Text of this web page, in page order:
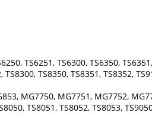
TS6251, TS6300, TS6350,
TS8350, TS8351, TS8352,
MG7750, MG7751, MG7752,
TS8051, TS8052, TS8053,